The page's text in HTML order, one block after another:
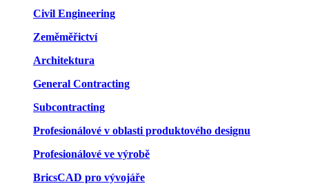
Civil Engineering
Zeměměřictví
Architektura
General Contracting
Subcontracting
Profesionálové v oblasti produktového designu
Profesionálové ve výrobě
BricsCAD pro vývojáře